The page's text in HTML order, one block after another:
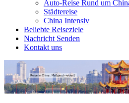
Auto-Reise Rund um
Städtereise
China Intensiv
Beliebte Reiseziele
Nachricht Senden
Kontakt uns